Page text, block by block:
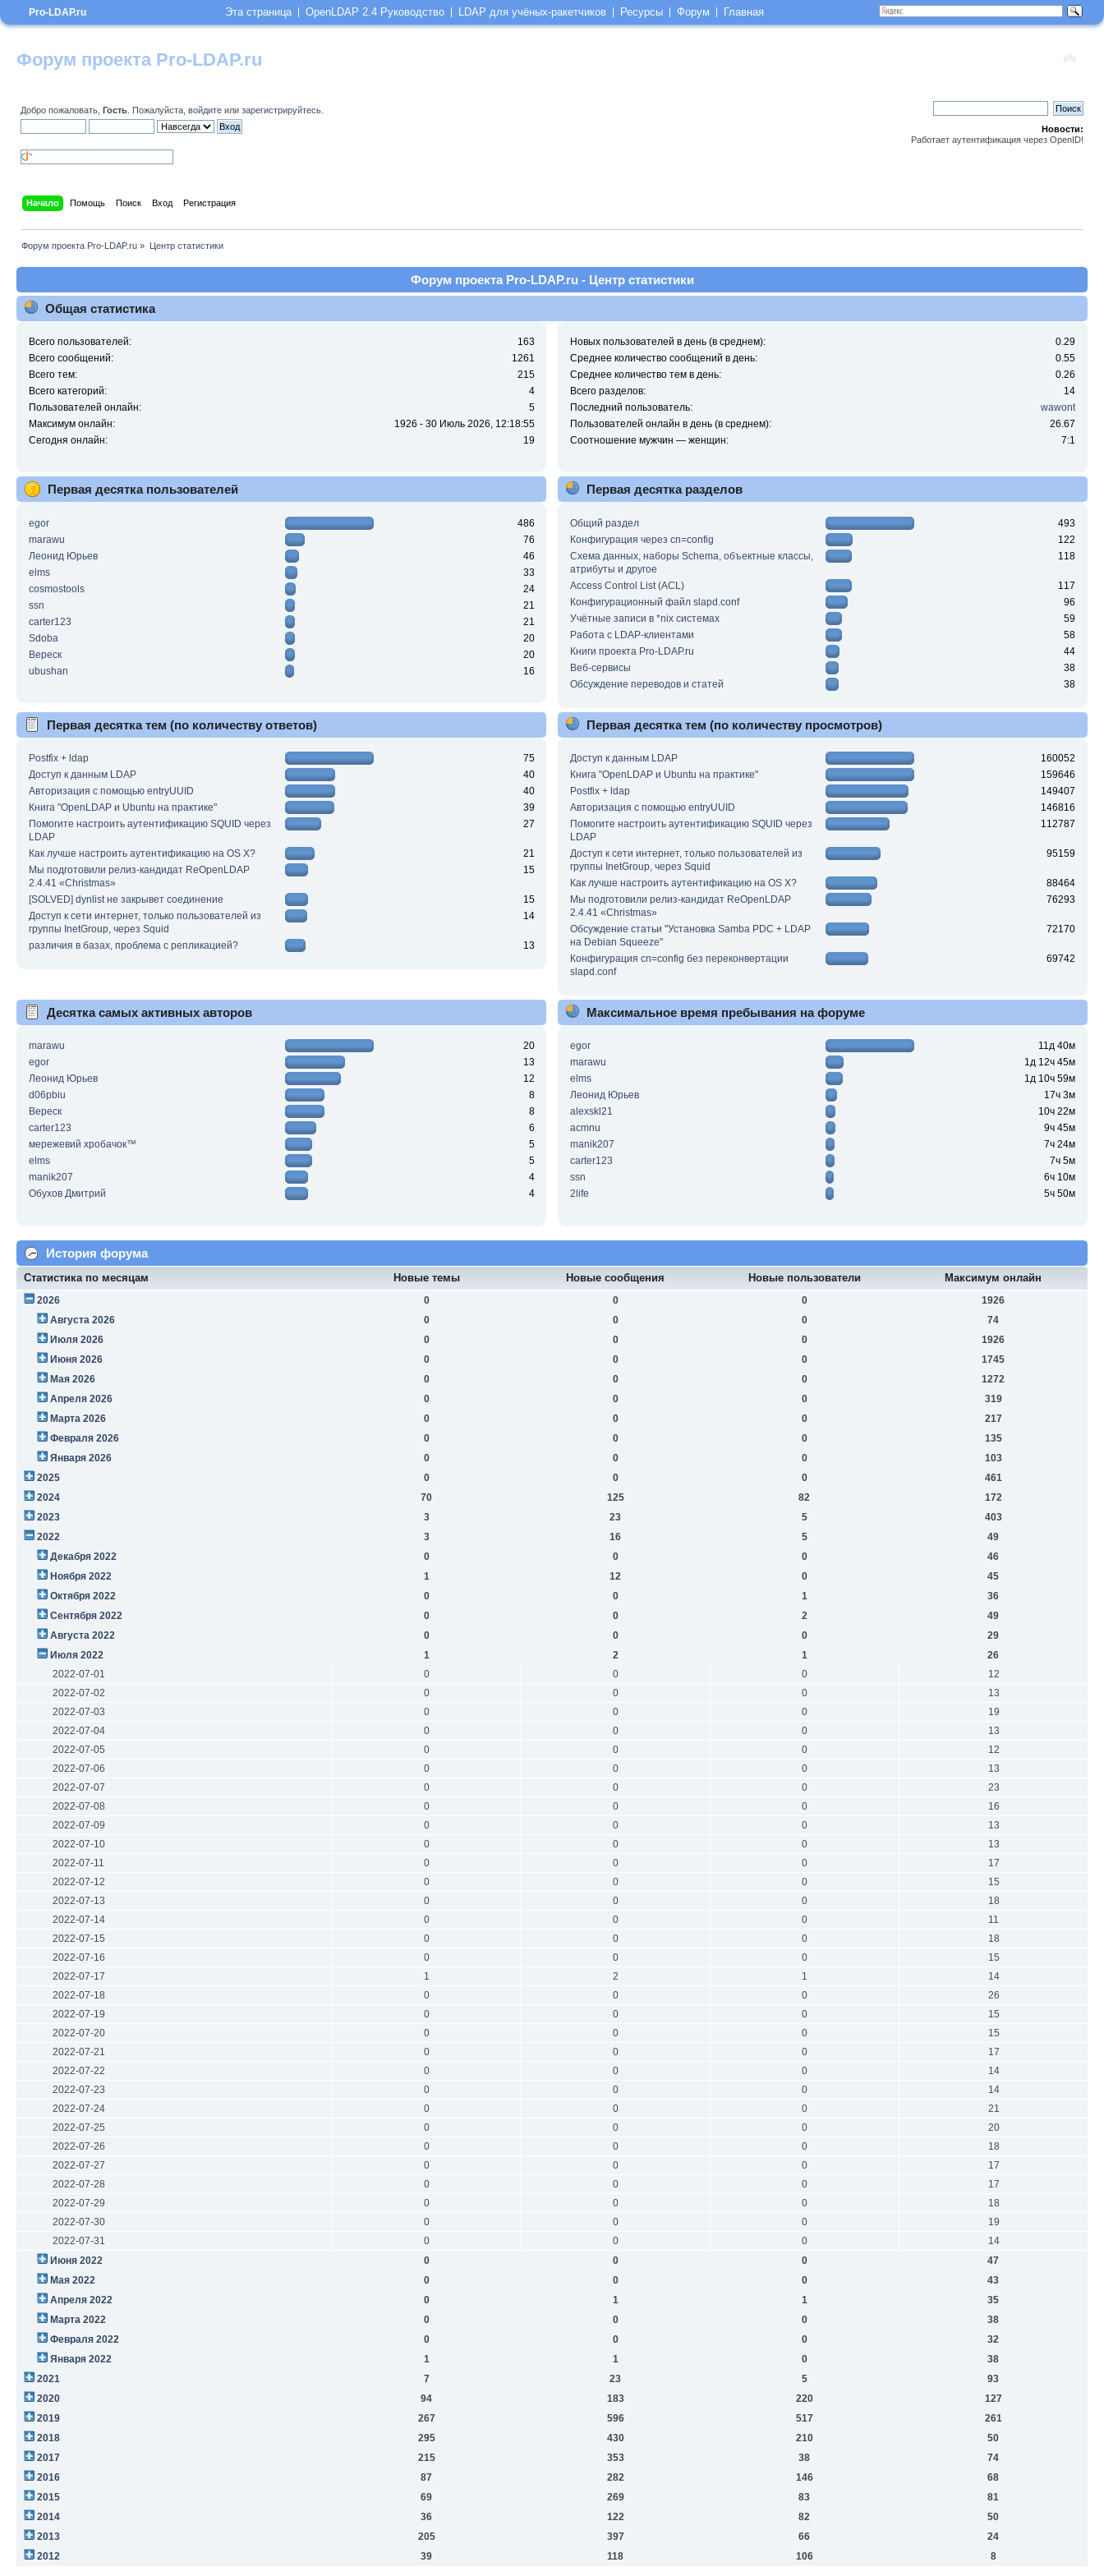
Форум проекта Pro-LDAP.ru
Добро пожаловать, Гость . Пожалуйста, войдите или зарегистрируйтесь
Новости:
Работает аутентификация через OpenID!
Начало Помощь Поиск Вход Регистрация
Форум проекта Pro-LDAP.ru » Центр статистики
Форум проекта Pro-LDAP.ru - Центр статистики
Общая статистика
Всего пользователей:
163
Всего сообщений:
1261
Всего тем:
215
Всего категорий:
4
Пользователей онлайн:
5
Максимум онлайн:
1926 - 30 Июль 2026, 12:18:55
Сегодня онлайн:
19
Новых пользователей в день (в среднем):
0.29
Среднее количество сообщений в день:
0.55
Среднее количество тем в день:
0.26
Всего разделов:
14
Последний пользователь:
wawont
Пользователей онлайн в день (в среднем):
26.67
Соотношение мужчин — женщин:
7:1
Первая десятка пользователей
egor
486
marawu
76
Леонид Юрьев
46
elms
33
cosmostools
24
ssn
21
carter123
21
Sdoba
20
Вереск
20
ubushan
16
Первая десятка разделов
Общий раздел
493
Конфигурация через cn=config
122
Схема данных, наборы Schema, объектные классы,
атрибуты и другое
118
Access Control List (ACL)
117
Конфигурационный файл slapd.conf
96
Учётные записи в *nix системах
59
Работа с LDAP-клиентами
58
Книги проекта Pro-LDAP.ru
44
Веб-сервисы
38
Обсуждение переводов и статей
38
Первая десятка тем (по количеству ответов)
Postfix + ldap
75
Доступ к данным LDAP
40
Авторизация с помощью entryUUID
40
Книга "OpenLDAP и Ubuntu на практике"
39
Помогите настроить аутентификацию SQUID через
LDAP
27
Как лучше настроить аутентификацию на OS X?
21
Мы подготовили релиз-кандидат ReOpenLDAP
2.4.41 «Christmas»
15
[SOLVED] dynlist не закрывет соединение
15
Доступ к сети интернет, только пользователей из
группы InetGroup, через Squid
14
различия в базах, проблема с репликацией? 13
Первая десятка тем (по количеству просмотров)
Доступ к данным LDAP
160052
Книга "OpenLDAP и Ubuntu на практике"
159646
Postfix + ldap
149407
Авторизация с помощью entryUUID
146816
Помогите настроить аутентификацию SQUID через
LDAP
112787
Доступ к сети интернет, только пользователей из
группы InetGroup, через Squid
95159
Как лучше настроить аутентификацию на OS X?
88464
Мы подготовили релиз-кандидат ReOpenLDAP
2.4.41 «Christmas»
76293
Обсуждение статьи "Установка Samba PDC + LDAP
на Debian Squeeze"
72170
Конфигурация cn=config без переконвертации
slapd.conf
69742
Десятка самых активных авторов
marawu
20
egor
13
Леонид Юрьев
12
d06pbiu
8
Вереск
8
carter123
6
мережевий хробачок™
5
elms
5
manik207
4
Обухов Дмитрий
4
Максимальное время пребывания на форуме
egor
11д 40м
marawu
1д 12ч 45м
elms
1д 10ч 59м
Леонид Юрьев
17ч 3м
alexskl21
10ч 22м
acmnu
9ч 45м
manik207
7ч 24м
carter123
7ч 5м
ssn
6ч 10м
2life
5ч 50м
История форума
Статистика по месяцам Новые темы Новые сообщения Новые пользователи Максимум онлайн
2026 0 0 0
1926
Августа 2026
0 0 0
74
Июля 2026
0 0 0
1926
Июня 2026
0 0 0
1745
Мая 2026
0 0 0
1272
Апреля 2026
0 0 0
319
Марта 2026
0 0 0
217
Февраля 2026
0 0 0
135
Января 2026
0 0 0
103
2025
0 0 0
461
2024
70 125 82
172
2023
3 23 5
403
2022
3 16 5
49
Декабря 2022
0 0 0
46
Ноября 2022
1 12 0
45
Октября 2022
0 0 1
36
Сентября 2022
0 0 2
49
Августа 2022
0 0 0
29
Июля 2022
1 2 1
26
2022-07-01
0 0 0
12
2022-07-02
0 0 0
13
2022-07-03
0 0 0
19
2022-07-04
0 0 0
13
2022-07-05
0 0 0
12
2022-07-06
0 0 0
13
2022-07-07
0 0 0
23
2022-07-08
0 0 0
16
2022-07-09
0 0 0
13
2022-07-10
0 0 0
13
2022-07-11
0 0 0
17
2022-07-12
0 0 0
15
2022-07-13
0 0 0
18
2022-07-14
0 0 0
11
2022-07-15
0 0 0
18
2022-07-16
0 0 0
15
2022-07-17
1 2 1
14
2022-07-18
0 0 0
26
2022-07-19
0 0 0
15
2022-07-20
0 0 0
15
2022-07-21
0 0 0
17
2022-07-22
0 0 0
14
2022-07-23
0 0 0
14
2022-07-24
0 0 0
21
2022-07-25
0 0 0
20
2022-07-26
0 0 0
18
2022-07-27
0 0 0
17
2022-07-28
0 0 0
17
2022-07-29
0 0 0
18
2022-07-30
0 0 0
19
2022-07-31
0 0 0
14
Июня 2022
0 0 0
47
Мая 2022
0 0 0
43
Апреля 2022
0 1 1
35
Марта 2022
0 0 0
38
Февраля 2022
0 0 0
32
Января 2022
1 1 0
38
2021
7 23 5
93
2020
94 183 220
127
2019
267 596 517
261
2018
295 430 210
50
2017
215 353 38
74
2016
87 282 146
68
2015
69 269 83
81
2014
36 122 82
50
2013
205 397 66
24
2012
39 118 106 8
Pro-LDAP.ru Эта страница OpenLDAP 2.4 Руководство LDAP для учёных-ракетчиков Ресурсы Форум Главная